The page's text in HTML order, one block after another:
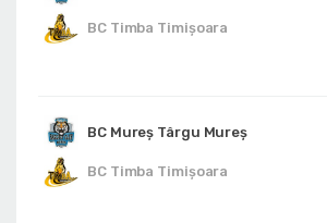
BC Timba Timişoara
BC Mureș Târgu Mureș
BC Timba Timişoara